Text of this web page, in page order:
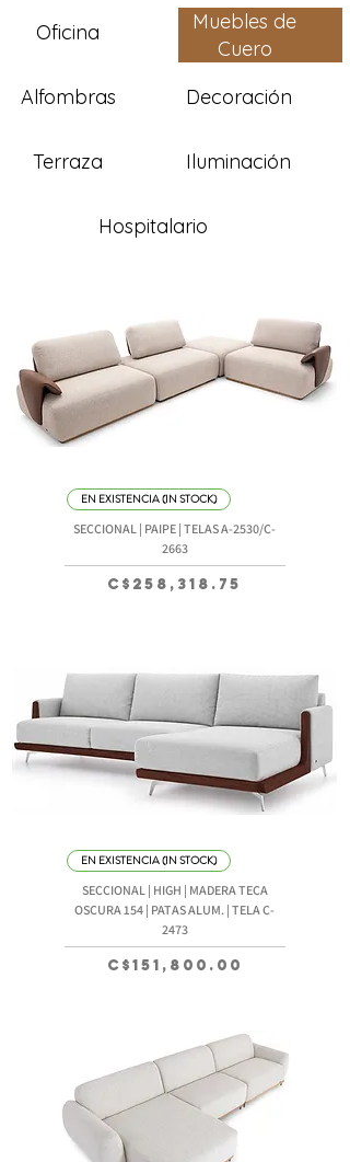
Oficina
Muebles de
Cuero
Alfombras
Decoración
Terraza Iluminación
Hospitalario
EN EXISTENCIA (IN STOCK)
SECCIONAL | PAIPE | TELAS A-2530/C-
2663
Precio
C$258,318.75
EN EXISTENCIA (IN STOCK)
SECCIONAL | HIGH | MADERA TECA
OSCURA 154 | PATAS ALUM. | TELA C-
2473
Precio
C$151,800.00